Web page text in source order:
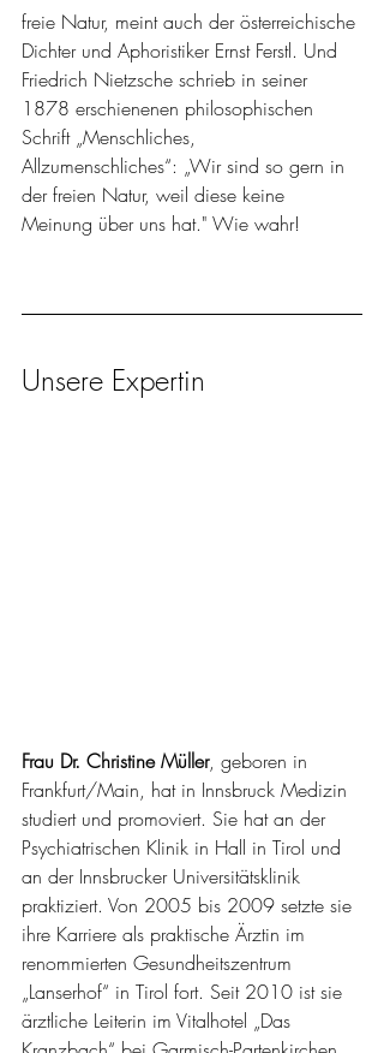
freie Natur, meint auch der österreichische
Dichter und Aphoristiker Ernst Ferstl. Und
Friedrich Nietzsche schrieb in seiner
1878 erschienenen philosophischen
Schrift „Menschliches,
Allzumenschliches“: „Wir sind so gern in
der freien Natur, weil diese keine
Meinung über uns hat." Wie wahr!
Unsere Expertin
Frau Dr. Christine Müller, geboren in
Frankfurt/Main, hat in Innsbruck Medizin
studiert und promoviert. Sie hat an der
Psychiatrischen Klinik in Hall in Tirol und
an der Innsbrucker Universitätsklinik
praktiziert. Von 2005 bis 2009 setzte sie
ihre Karriere als praktische Ärztin im
renommierten Gesundheitszentrum
„Lanserhof“ in Tirol fort. Seit 2010 ist sie
ärztliche Leiterin im Vitalhotel „Das